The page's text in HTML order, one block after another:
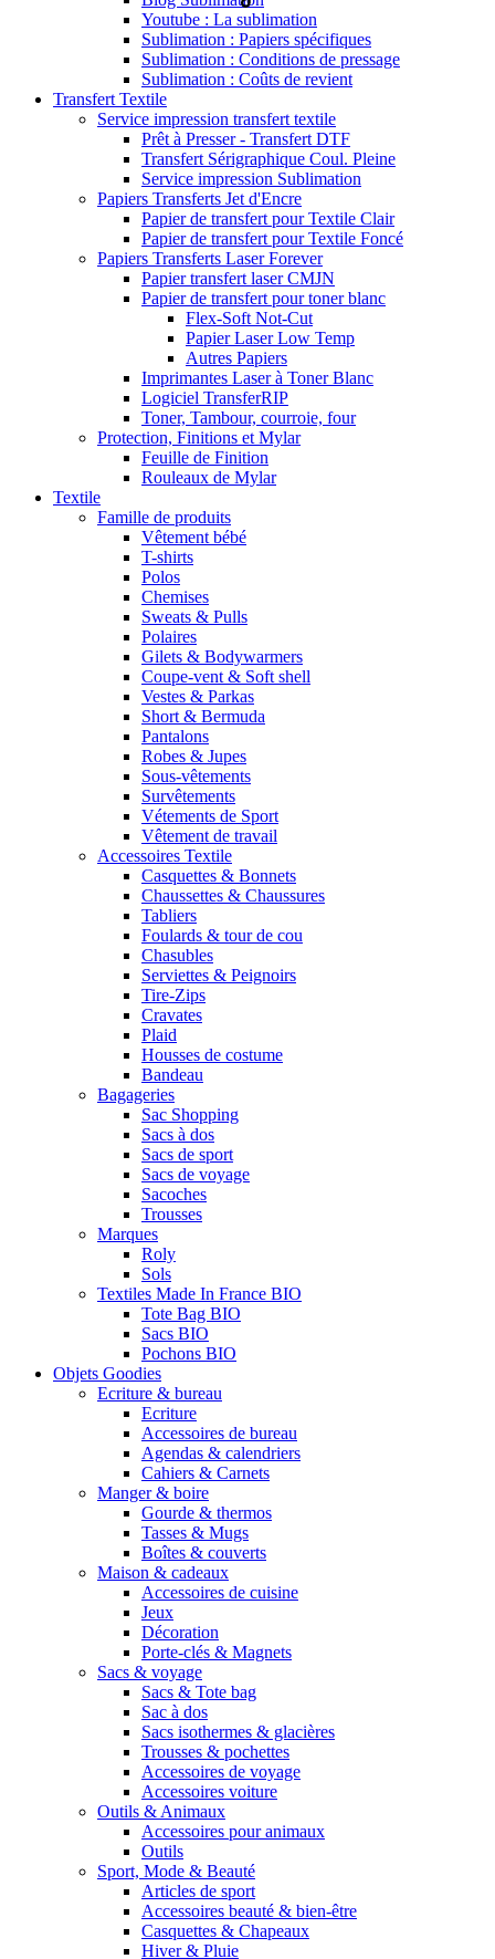
Youtube : La sublimation
Sublimation : Papiers spécifiques
Sublimation : Conditions de pressage
Sublimation : Coûts de revient
Transfert Textile
Service impression transfert textile
Prêt à Presser - Transfert DTF
Transfert Sérigraphique Coul. Pleine
Service impression Sublimation
Papiers Transferts Jet d'Encre
Papier de transfert pour Textile Clair
Papier de transfert pour Textile Foncé
Papiers Transferts Laser Forever
Papier transfert laser CMJN
Papier de transfert pour toner blanc
Flex-Soft Not-Cut
Papier Laser Low Temp
Autres Papiers
Imprimantes Laser à Toner Blanc
Logiciel TransferRIP
Toner, Tambour, courroie, four
Protection, Finitions et Mylar
Feuille de Finition
Rouleaux de Mylar
Textile
Famille de produits
Vêtement bébé
T-shirts
Polos
Chemises
Sweats & Pulls
Polaires
Gilets & Bodywarmers
Coupe-vent & Soft shell
Vestes & Parkas
Short & Bermuda
Pantalons
Robes & Jupes
Sous-vêtements
Survêtements
Vétements de Sport
Vêtement de travail
Accessoires Textile
Casquettes & Bonnets
Chaussettes & Chaussures
Tabliers
Foulards & tour de cou
Chasubles
Serviettes & Peignoirs
Tire-Zips
Cravates
Plaid
Housses de costume
Bandeau
Bagageries
Sac Shopping
Sacs à dos
Sacs de sport
Sacs de voyage
Sacoches
Trousses
Marques
Roly
Sols
Textiles Made In France BIO
Tote Bag BIO
Sacs BIO
Pochons BIO
Objets Goodies
Ecriture & bureau
Ecriture
Accessoires de bureau
Agendas & calendriers
Cahiers & Carnets
Manger & boire
Gourde & thermos
Tasses & Mugs
Boîtes & couverts
Maison & cadeaux
Accessoires de cuisine
Jeux
Décoration
Porte-clés & Magnets
Sacs & voyage
Sacs & Tote bag
Sac à dos
Sacs isothermes & glacières
Trousses & pochettes
Accessoires de voyage
Accessoires voiture
Outils & Animaux
Accessoires pour animaux
Outils
Sport, Mode & Beauté
Articles de sport
Accessoires beauté & bien-être
Casquettes & Chapeaux
Hiver & Pluie